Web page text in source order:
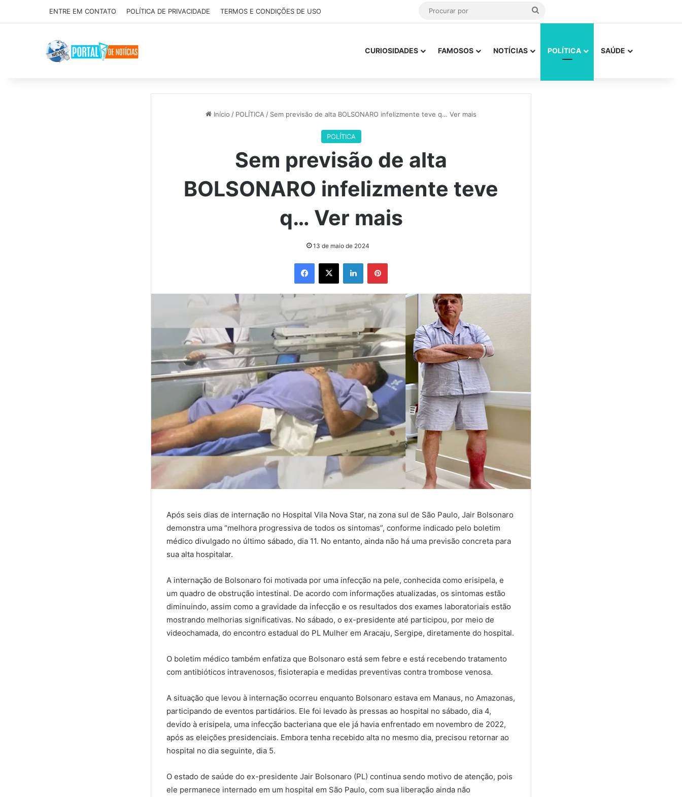
ENTRE EM CONTATO POLÍTICA DE PRIVACIDADE TERMOS E CONDIÇÕES DE USO
CURIOSIDADES FAMOSOS NOTÍCIAS POLÍTICA SAÚDE
Início / POLÍTICA / Sem previsão de alta BOLSONARO infelizmente teve q… Ver mais
POLÍTICA
Sem previsão de alta
BOLSONARO infelizmente teve
q… Ver mais
13 de maio de 2024
Facebook
X LinkedinPinterest
Após seis dias de internação no Hospital Vila Nova Star, na zona sul de São Paulo, Jair Bolsonaro
demonstra uma “melhora progressiva de todos os sintomas”, conforme indicado pelo boletim
médico divulgado no último sábado, dia 11. No entanto, ainda não há uma previsão concreta para
sua alta hospitalar.
A internação de Bolsonaro foi motivada por uma infecção na pele, conhecida como erisipela, e
um quadro de obstrução intestinal. De acordo com informações atualizadas, os sintomas estão
diminuindo, assim como a gravidade da infecção e os resultados dos exames laboratoriais estão
mostrando melhorias significativas. No sábado, o ex-presidente até participou, por meio de
videochamada, do encontro estadual do PL Mulher em Aracaju, Sergipe, diretamente do hospital.
O boletim médico também enfatiza que Bolsonaro está sem febre e está recebendo tratamento
com antibióticos intravenosos, fisioterapia e medidas preventivas contra trombose venosa.
A situação que levou à internação ocorreu enquanto Bolsonaro estava em Manaus, no Amazonas,
participando de eventos partidários. Ele foi levado às pressas ao hospital no sábado, dia 4,
devido à erisipela, uma infecção bacteriana que ele já havia enfrentado em novembro de 2022,
após as eleições presidenciais. Embora tenha recebido alta no mesmo dia, precisou retornar ao
hospital no dia seguinte, dia 5.
O estado de saúde do ex-presidente Jair Bolsonaro (PL) continua sendo motivo de atenção, pois
ele permanece internado em um hospital em São Paulo, com sua liberação ainda não